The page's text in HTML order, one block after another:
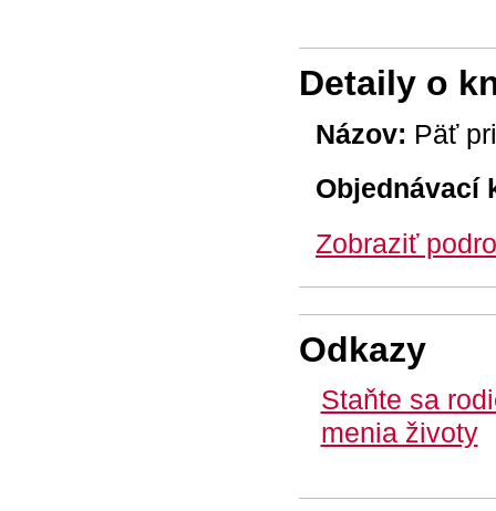
Detaily o
Názov: Päť
Objednávací
Zobraziť
Odkazy
Staňte sa
menia životy